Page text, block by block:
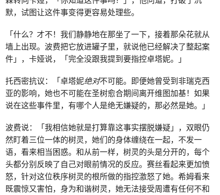
默，试图让这件事变得更容易处理些。
「什么？才不！我们静静地在那坐了一下，接着那朵花就从
墙上出现。波费把它放进罐子里，就说他已经解决了整起案
件」，卡娅说，「完全没跟我提到要指控卓塔妮。」
托西密抗议：「卓塔妮绝对不可能。即便她曾受到非瑞克西
亚的影响，她也不可能在圣树愈合期间离开维图加基！如果
说在这些事件里，有哪个人是绝无嫌疑的，那必然是她。」
波费说：「我相信她就是打算靠这事实摆脱嫌疑」，双眼仍
然盯着三位一体的树灵，她们的身体缠绕在一起，不发一
语，看来相当困惑。和从前一样，树灵的头是分开的，每个
头都分别反映了自己对眼前情况的反应。赛丝看起来更加愤
怒，针对这位秩序树灵的根所做的指控激怒了她。希姆看来
既震惊又害怕，身为和谐树灵，她无法接受周遭有任何不和